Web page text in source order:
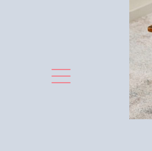
Toggle navigation